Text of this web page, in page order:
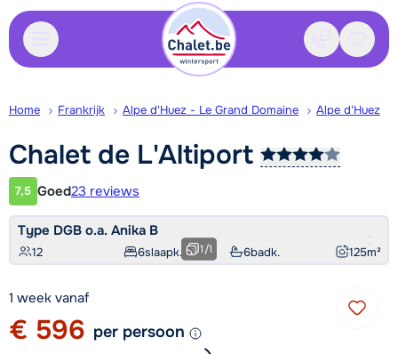
Contact
Home Frankrijk Alpe d'Huez - Le Grand Domaine Alpe d'Huez
Chalet de L'Altiport
Klantwaardering
7,5 Goed23 reviews
Type DGB o.a. Anika B
12 6slaapk. 6badk. 125m²
1/1
1 week vanaf
€ 596 per persoon